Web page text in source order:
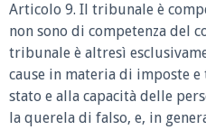
Articolo 9. Il tribunale è
non sono di competenza del
tribunale è altresì
cause in materia di imposte
stato e alla capacità delle
la querela di falso, e, in